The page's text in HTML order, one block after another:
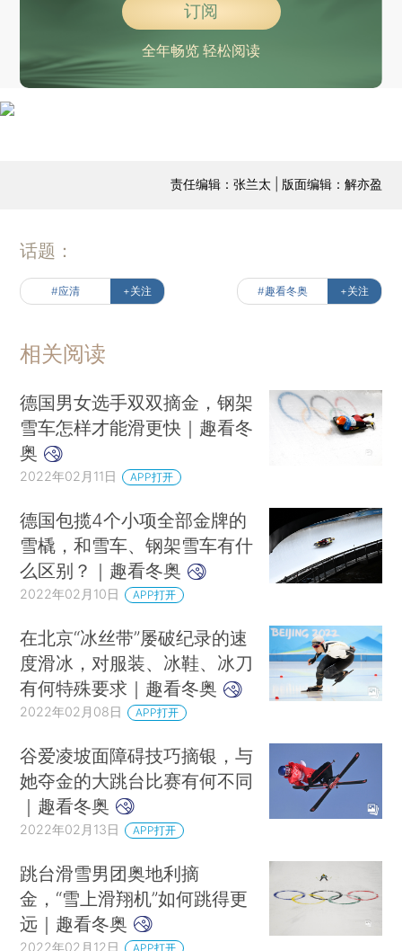
订阅
全年畅览 轻松阅读
责任编辑：张兰太 | 版面编辑：解亦盈
话题：
#应清 +关注 #趣看冬奥 +关注
相关阅读
德国男女选手双双摘金，钢架
雪车怎样才能滑更快｜趣看冬
奥
2022年02月11日 APP打开
德国包揽4个小项全部金牌的
雪橇，和雪车、钢架雪车有什
么区别？｜趣看冬奥
2022年02月10日 APP打开
在北京“冰丝带”屡破纪录的速
度滑冰，对服装、冰鞋、冰刀
有何特殊要求｜趣看冬奥
2022年02月08日 APP打开
谷爱凌坡面障碍技巧摘银，与
她夺金的大跳台比赛有何不同
｜趣看冬奥
2022年02月13日 APP打开
跳台滑雪男团奥地利摘
金，“雪上滑翔机”如何跳得更
远｜趣看冬奥
2022年02月12日 APP打开